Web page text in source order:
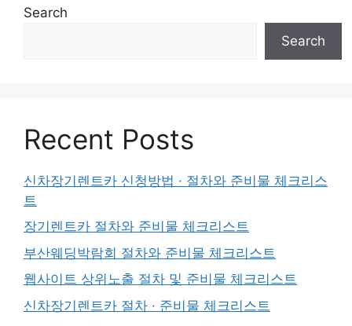
Search
Search
Recent Posts
신차장기렌트카 신청방법 · 절차와 준비물 체크리스
트
장기렌트카 절차와 준비물 체크리스트
부산웨딩박람회 절차와 준비물 체크리스트
웹사이트 상위노출 절차 및 준비물 체크리스트
신차장기렌트카 절차 · 준비물 체크리스트